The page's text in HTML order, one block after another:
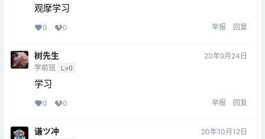
观摩学习
0 0 举报 回复
树先生
学前班 Lv0
20年9月24日
学习
0 0 举报 回复
谦ツ冲 20年10月12日